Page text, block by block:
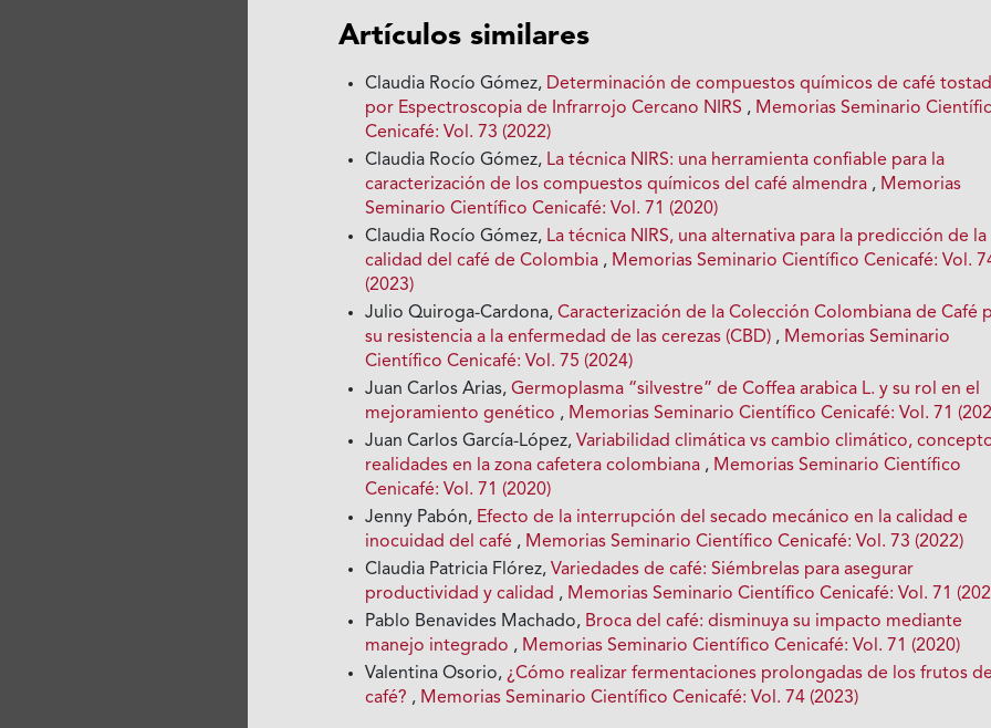
Artículos similares
Claudia Rocío Gómez, Determinación de compuestos químicos de café
por Espectroscopia de Infrarrojo Cercano NIRS , Memorias Seminario
Cenicafé: Vol. 73 (2022)
Claudia Rocío Gómez, La técnica NIRS: una herramienta confiable para la
caracterización de los compuestos químicos del café almendra , Memorias
Seminario Científico Cenicafé: Vol. 71 (2020)
Claudia Rocío Gómez, La técnica NIRS, una alternativa para la predicción de la
calidad del café de Colombia , Memorias Seminario Científico Cenicafé: Vol.
(2023)
Julio Quiroga-Cardona,Caracterización de la Colección Colombiana de Café
su resistencia a la enfermedad de las cerezas (CBD) , Memorias Seminario
Científico Cenicafé: Vol. 75 (2024)
Juan Carlos Arias,Germoplasma “silvestre” de Coffea arabica L. y su rol en el
mejoramiento genético , Memorias Seminario Científico Cenicafé: Vol. 71
Juan Carlos García-López,Variabilidad climática vs cambio climático,
realidades en la zona cafetera colombiana , Memorias Seminario Científico
Cenicafé: Vol. 71 (2020)
Jenny Pabón, Efecto de la interrupción del secado mecánico en la calidad e
inocuidad del café , Memorias Seminario Científico Cenicafé: Vol. 73 (2022)
Claudia Patricia Flórez,Variedades de café: Siémbrelas para asegurar
productividad y calidad , Memorias Seminario Científico Cenicafé: Vol. 71
Pablo Benavides Machado, Broca del café: disminuya su impacto mediante
manejo integrado , Memorias Seminario Científico Cenicafé: Vol. 71 (2020)
Valentina Osorio, ¿Cómo realizar fermentaciones prolongadas de los frutos de
café? , Memorias Seminario Científico Cenicafé: Vol. 74 (2023)